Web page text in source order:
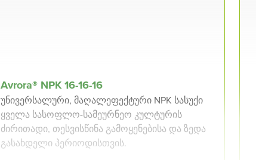
Avrora® NPK 16⁠⁠-16⁠⁠-16
უნივერსალური, მაღალეფექტური NPK სასუქი
ყველა სასოფლო-სამეურნეო კულტურის
ძირითადი, თესვისწინა გამოყენებისა და ზედა
გასახდელი პერიოდისთვის.